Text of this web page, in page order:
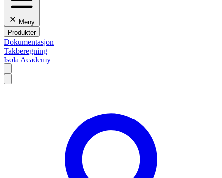
Meny
Produkter
Dokumentasjon
Takberegning
Isola Academy